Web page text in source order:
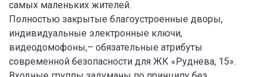
самых маленьких жителей.
Полностью закрытые благоустроенные дворы,
индивидуальные электронные ключи,
видеодомофоны,– обязательные атрибуты
современной безопасности для ЖК «Руднева, 15».